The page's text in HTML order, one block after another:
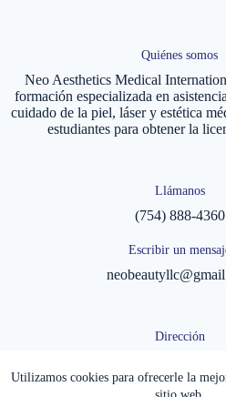
Utilizamos cookies para ofrecerle la
Quiénes somos
Neo Aesthetics Medical
formación especializada en
cuidado de la piel, láser y estética
estudiantes para obtener la
Llámanos
(754) 888-4360
Escribir un
Dirección
Despachos 503 y
Hallandale Beach, FL